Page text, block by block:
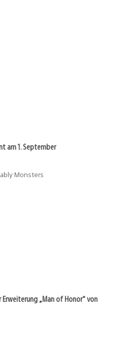
am 1. September
Monsters
„Man of Honor“ von